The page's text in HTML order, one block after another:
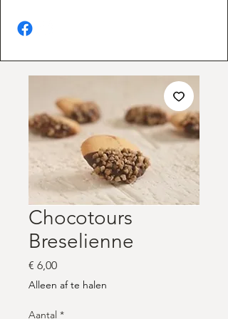
Chocotours
Breselienne
€ 6,00Prijs
Alleen af te halen
Aantal *